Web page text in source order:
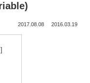
2017.08.08 2016.03.19